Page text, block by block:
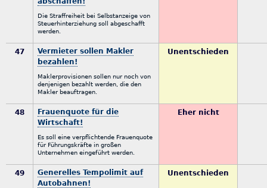
Die Straffreiheit bei Selbstanzeige von
Steuerhinterziehung soll abgeschafft
werden.
47
Vermieter sollen Makler
bezahlen!
Maklerprovisionen sollen nur noch von
denjenigen bezahlt werden, die den
Makler beauftragen.
Unentschieden
48
Frauenquote für die
Wirtschaft!
Es soll eine verpflichtende Frauenquote
für Führungskräfte in großen
Unternehmen eingeführt werden.
Eher nicht
49
Generelles Tempolimit auf
Autobahnen!
Unentschieden